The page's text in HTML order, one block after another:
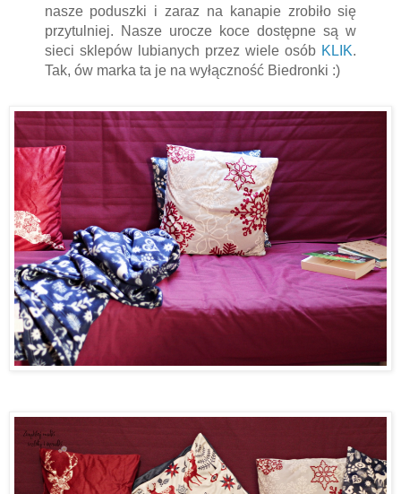
nasze poduszki i zaraz na kanapie zrobiło się
przytulniej. Nasze urocze koce dostępne są w
sieci sklepów lubianych przez wiele osób KLIK.
Tak, ów marka ta je na wyłączność Biedronki :)